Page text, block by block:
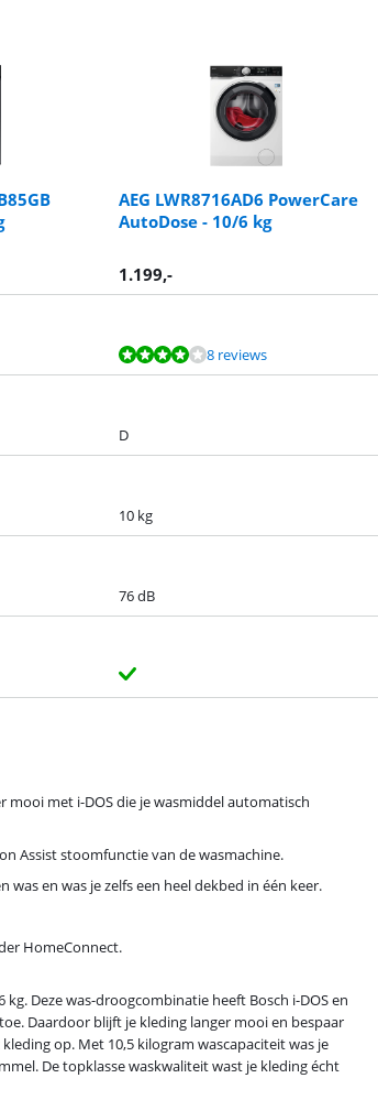
AEG LWR8716AD6 PowerCare
AutoDose - 10/6 kg
1.199,-
8 reviews
D
10 kg
76 dB
met i-DOS die je wasmiddel automatisch
Assist stoomfunctie van de wasmachine.
en was je zelfs een heel dekbed in één keer.
HomeConnect.
Deze was-droogcombinatie heeft Bosch i-DOS en
Daardoor blijft je kleding langer mooi en bespaar
op. Met 10,5 kilogram wascapaciteit was je
De topklasse waskwaliteit wast je kleding écht